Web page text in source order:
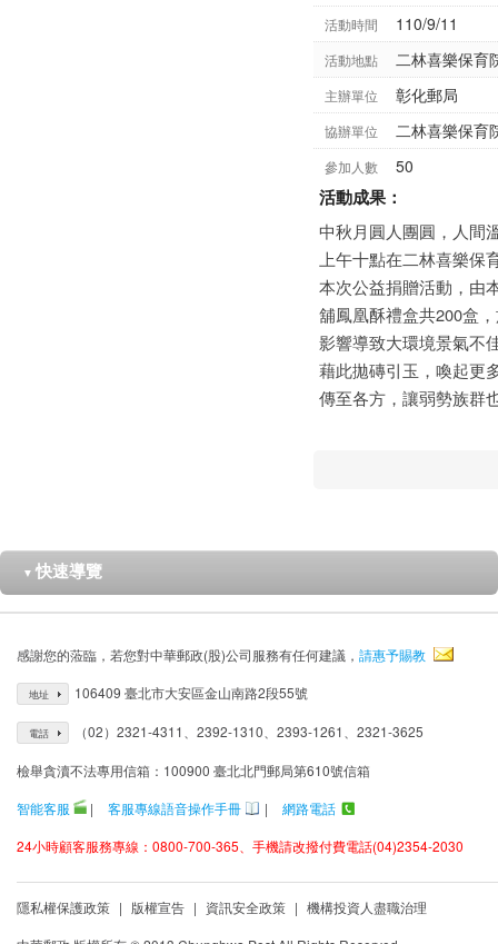
活動時間 110/9/11
活動地點 二林喜樂保育
主辦單位 彰化郵局
協辦單位 二林喜樂保育
參加人數 50
活動成果：
中秋月圓人團圓，人間
上午十點在二林喜樂
本次公益捐贈活動，由
舖鳳凰酥禮盒共200盒
影響導致大環境景氣不
藉此拋磚引玉，喚起更
傳至各方，讓弱勢族群
▼ 快速導覽
感謝您的蒞臨，若您對中華郵政(股)公司服務有任何建議， 請惠予賜教
地址 106409 臺北市大安區金山南路2段55號
電話 （02）2321-4311、2392-1310、2393-1261、2321-3625
檢舉貪瀆不法專用信箱：100900 臺北北門郵局第610號信箱
智能客服
| 客服專線語音操作手冊 |
網路電話
24小時顧客服務專線：0800-700-365、手機請改撥付費電話(04)2354-2030
隱私權保護政策 | 版權宣告 | 資訊安全政策 | 機構投資人盡職治理